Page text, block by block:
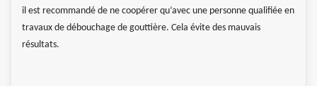
il est recommandé de ne coopérer qu’avec une personne qualifiée en
travaux de débouchage de gouttière. Cela évite des mauvais
résultats.